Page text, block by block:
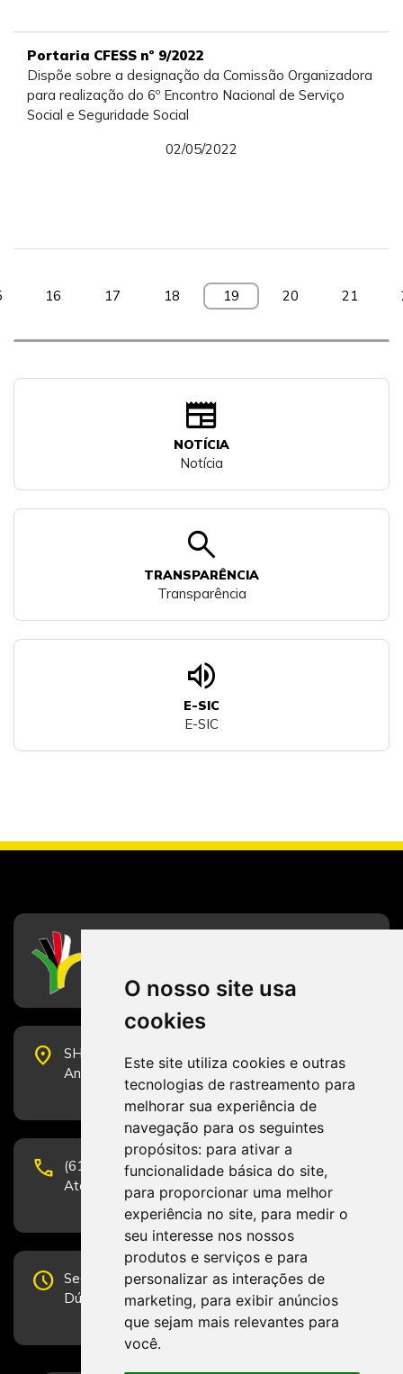
O nosso site usa
cookies
Este site utiliza cookies e outras
tecnologias de rastreamento para
melhorar sua experiência de
navegação para os seguintes
propósitos: para ativar a
funcionalidade básica do site,
para proporcionar uma melhor
experiência no site, para medir o
seu interesse nos nossos
produtos e serviços e para
personalizar as interações de
marketing, para exibir anúncios
que sejam mais relevantes para
você.
Portaria CFESS nº 9/2022
Dispõe sobre a designação da Comissão Organizadora
para realização do 6º Encontro Nacional de Serviço
Social e Seguridade Social
02/05/2022
16 17 18 19 20 21
newspaper
NOTÍCIA
Notícia
search
TRANSPARÊNCIA
Transparência
volume_up
E-SIC
E-SIC
place
SHS Quadra 6, Bloco E, Complexo Brasil 21, 20º
Andar, Sala 2001 - CEP 70322-915 - Brasília/DF
phone
(61) 3223-1652 e (61) 98131-3801.
Atendimento por telefone em horário comercial
schedule Segunda-feira a Sexta-feira de 12h às 19h.
Dúvidas e sugestões pelo Fale Conosco.